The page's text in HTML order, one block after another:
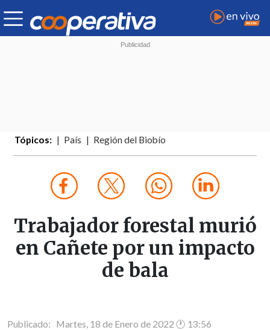
Tópicos: País Región del Biobío
Trabajador forestal murió
en Cañete por un impacto
de bala
Publicado: Martes, 18 de Enero de 2022 🕐 13:56